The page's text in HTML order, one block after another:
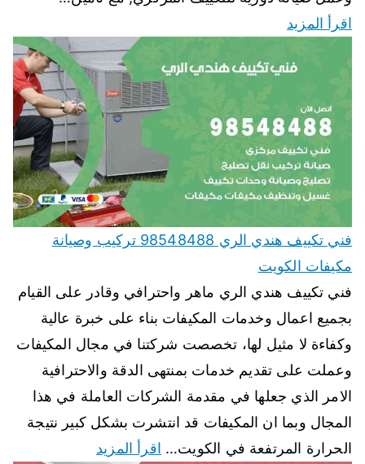
اقرأ المزيد
فني تكييف هندي الري 98548488 تركيب وصيانة
مكيفات الكويت
فني تكييف هندي الري ماهر واحترافي وقادر على القيام
بجميع اعمال وخدمات المكيفات بناء على خبرة عالية
وكفاءة لا مثيل لها، تخصصت شركتنا في مجال المكيفات
وعملت على تقديم خدمات بمنتهى الدقة والاحترافية
الامر الذي جعلها في مقدمة الشركات العاملة في هذا
المجال وبما ان المكيفات قد انتشرت بشكل كبير نتيجة
الحرارة المرتفعة في الكويت… اقرأ المزيد